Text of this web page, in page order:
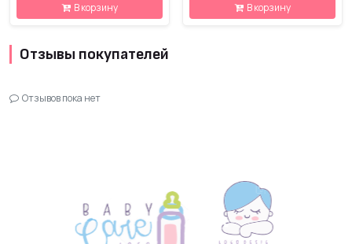
В корзину В корзину
Отзывы покупателей
Отзывов пока нет